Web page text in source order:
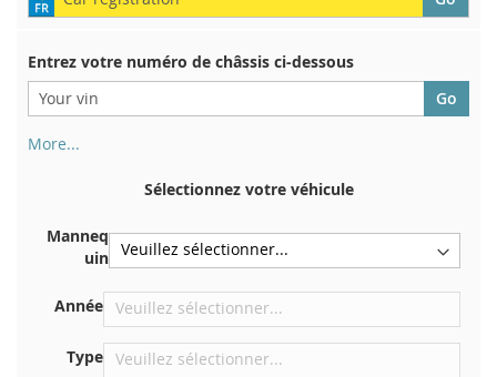
Entrez votre numéro de châssis ci-dessous
More...
d'immatriculation. Et aussi dans la voiture
Centrer contre la cloison sous le capot
Directement dans le compartiment moteur
Près du pare-brise, sur le tableau de bord
Dans le montant de porte arrière droit
Sélectionnez votre véhicule
Manneq
uin
Année
Type